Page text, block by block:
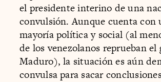
el presidente interino de una
convulsión. Aunque cuenta con
mayoría política y social (al
de los venezolanos reprueban el
Maduro), la situación es aún
convulsa para sacar